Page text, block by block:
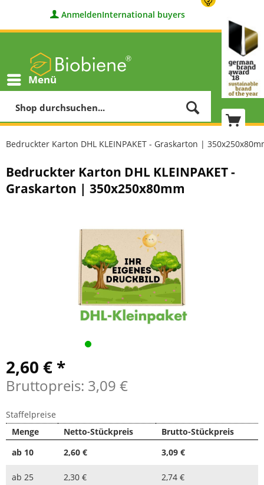
AnmeldenInternational buyers
Menü
Bedruckter Karton DHL KLEINPAKET - Graskarton |
Bedruckter Karton DHL KLEINPAKET -
Graskarton | 350x250x80mm
2,60 € *
Bruttopreis: 3,09 €
Staffelpreise
Menge
Netto-Stückpreis
Brutto-Stückpreis
ab 10 2,60 € 3,09 €
ab 25 2,30 € 2,74 €